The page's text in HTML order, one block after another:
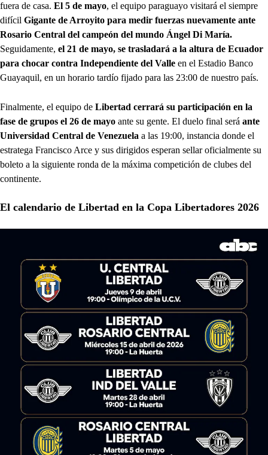
fuera de casa. El 5 de mayo, el equipo paraguayo visitará el siempre
difícil Gigante de Arroyito para medir fuerzas nuevamente ante
Rosario Central del campeón del mundo Ángel Di María.
Seguidamente, el 21 de mayo, se trasladará a la altura de Ecuador
para chocar contra Independiente del Valle en el Estadio Banco
Guayaquil, en un horario tardío fijado para las 23:00 de nuestro país.
Finalmente, el equipo de Libertad cerrará su participación en la
fase de grupos el 26 de mayo ante su gente. El duelo final será ante
Universidad Central de Venezuela a las 19:00, instancia donde el
estratega Francisco Arce y sus dirigidos esperan sellar oficialmente su
boleto a la siguiente ronda de la máxima competición de clubes del
continente.
El calendario de Libertad en la Copa Libertadores 2026